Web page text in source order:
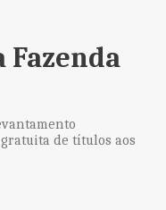
de títulos aos